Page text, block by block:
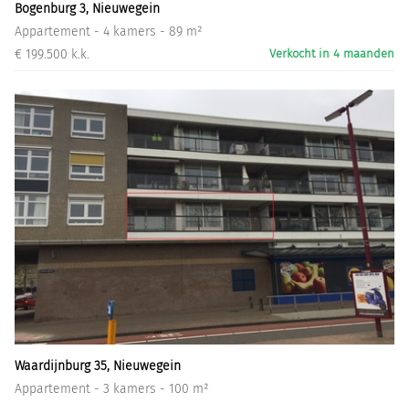
Bogenburg 3, Nieuwegein
Appartement - 4 kamers - 89 m²
€ 199.500 k.k.
Verkocht in 4 maanden
Waardijnburg 35, Nieuwegein
Appartement - 3 kamers - 100 m²